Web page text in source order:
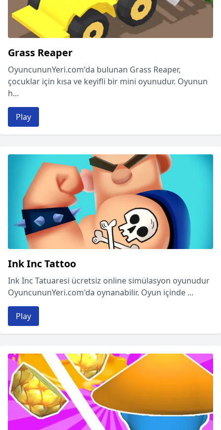
Grass Reaper
OyuncununYeri.com'da bulunan Grass Reaper,
çocuklar için kısa ve keyifli bir mini oyunudur. Oyunun
h...
Play
Ink Inc Tattoo
Ink Inc Tatuaresi ücretsiz online simülasyon oyunudur
OyuncununYeri.com'da oynanabilir. Oyun içinde ...
Play